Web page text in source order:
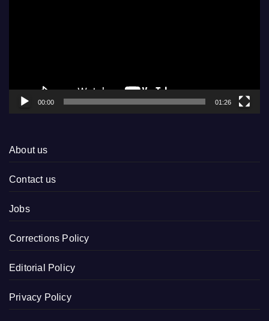
00:00 01:26
About us
Contact us
Jobs
Corrections Policy
Editorial Policy
Privacy Policy